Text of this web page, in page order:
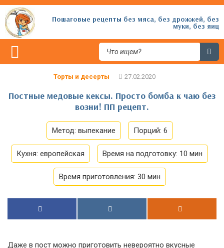
Пошаговые рецепты без мяса, без дрожжей, без
муки, без яиц
Торты и десерты
Постные медовые кексы. Просто бомба к чаю без
возни! ПП рецепт.
Метод: выпекание Порций: 6
Кухня: европейская Время на подготовку: 10 мин
Время приготовления: 30 мин
Даже в пост можно приготовить невероятно вкусные